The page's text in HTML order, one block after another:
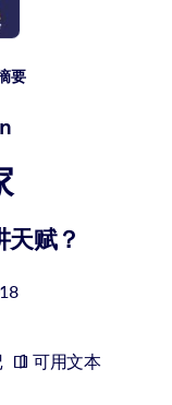
，以获得更强的学习效
要
天赋？
可用文本